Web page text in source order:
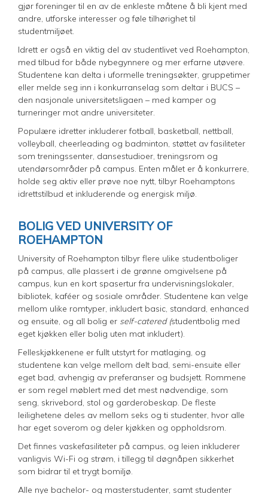
gjør foreninger til en av de enkleste måtene å bli kjent med
andre, utforske interesser og føle tilhørighet til
studentmiljøet.
Idrett er også en viktig del av studentlivet ved Roehampton,
med tilbud for både nybegynnere og mer erfarne utøvere.
Studentene kan delta i uformelle treningsøkter, gruppetimer
eller melde seg inn i konkurranselag som deltar i BUCS –
den nasjonale universitetsligaen – med kamper og
turneringer mot andre universiteter.
Populære idretter inkluderer fotball, basketball, nettball,
volleyball, cheerleading og badminton, støttet av fasiliteter
som treningssenter, dansestudioer, treningsrom og
utendørsområder på campus. Enten målet er å konkurrere,
holde seg aktiv eller prøve noe nytt, tilbyr Roehamptons
idrettstilbud et inkluderende og energisk miljø.
BOLIG VED UNIVERSITY OF
ROEHAMPTON
University of Roehampton tilbyr flere ulike studentboliger
på campus, alle plassert i de grønne omgivelsene på
campus, kun en kort spasertur fra undervisningslokaler,
bibliotek, kaféer og sosiale områder. Studentene kan velge
mellom ulike romtyper, inkludert basic, standard, enhanced
og ensuite, og all bolig er self-catered (studentbolig med
eget kjøkken eller bolig uten mat inkludert).
Felleskjøkkenene er fullt utstyrt for matlaging, og
studentene kan velge mellom delt bad, semi-ensuite eller
eget bad, avhengig av preferanser og budsjett. Rommene
er som regel møblert med det mest nødvendige, som
seng, skrivebord, stol og garderobeskap. De fleste
leilighetene deles av mellom seks og ti studenter, hvor alle
har eget soverom og deler kjøkken og oppholdsrom.
Det finnes vaskefasiliteter på campus, og leien inkluderer
vanligvis Wi-Fi og strøm, i tillegg til døgnåpen sikkerhet
som bidrar til et trygt bomiljø.
Alle nye bachelor- og masterstudenter, samt studenter